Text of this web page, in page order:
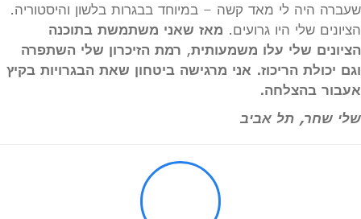
שעברה היה לי מאד קשה – במיוחד בבגרות בלשון והיסטוריה.
הציונים שלי היו גרועים. מאז שאני משתמשת בתוכנה
הציונים שלי עלו משמעותית, רמת הזיכרון שלי השתפרה
וגם יכולת הריכוז. אני מרגישה ביטחון שאת הבגרויות בקיץ
אעבור בהצלחה.
שלי שחר, תל אביב